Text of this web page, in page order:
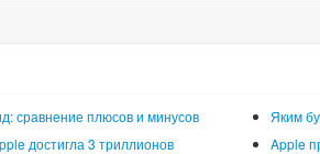
сравнение плюсов и минусов
Яким
достигла 3 триллионов
Apple